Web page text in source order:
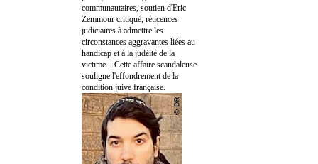
communautaires, soutien d'Eric
Zemmour critiqué, réticences
judiciaires à admettre les
circonstances aggravantes liées au
handicap et à la judéité de la
victime... Cette affaire scandaleuse
souligne l'effondrement de la
condition juive française.